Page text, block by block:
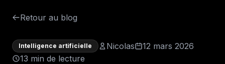
Retour au blog
Intelligence artificielle Nicolas
12 mars 2026
13 min de lecture